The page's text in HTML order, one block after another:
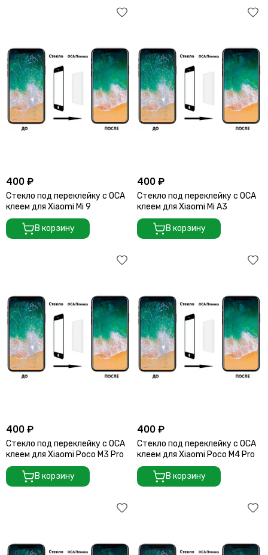
400 ₽
Стекло под переклейку с OCA
клеем для Xiaomi Mi 9
В корзину
400 ₽
Стекло под переклейку с OCA
клеем для Xiaomi Mi A3
В корзину
400 ₽
Стекло под переклейку с OCA
клеем для Xiaomi Poco M3 Pro
В корзину
400 ₽
Стекло под переклейку с OCA
клеем для Xiaomi Poco M4 Pro
В корзину